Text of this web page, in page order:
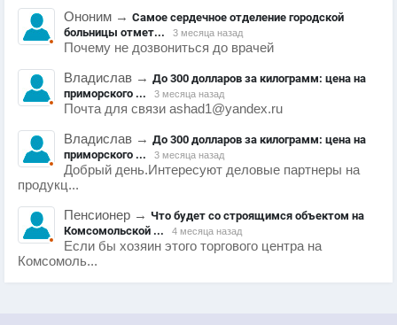
Ононим → Самое сердечное отделение городской
больницы отмет...
3 месяца назад
Почему не дозвониться до врачей
Владислав → До 300 долларов за килограмм: цена на
приморского ...
3 месяца назад
Почта для связи ashad1@yandex.ru
Владислав → До 300 долларов за килограмм: цена на
приморского ...
3 месяца назад
Добрый день.Интересуют деловые партнеры на
продукц...
Пенсионер → Что будет со строящимся объектом на
Комсомольской ...
4 месяца назад
Если бы хозяин этого торгового центра на
Комсомоль...